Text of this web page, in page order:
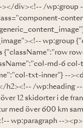
div><!-- /wp:group
wp:group
{"className":"row
md-6
txt-inner"} --
h2><!-- /wp:heading
12 skidorter i de
med över 600 km
wp:paragraph --